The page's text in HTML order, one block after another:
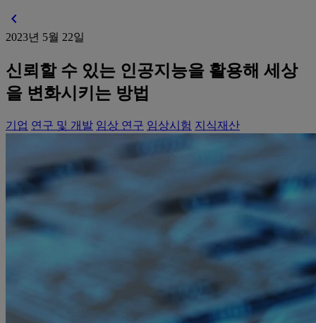
chevron_left
2023년 5월 22일
신뢰할 수 있는 인공지능을 활용해 세상
을 변화시키는 방법
기업 연구 및 개발 임상 연구 임상시험 지식재산